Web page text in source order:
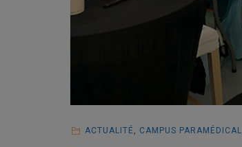
ACTUALITÉ, CAMPUS PARAMÉDICAL